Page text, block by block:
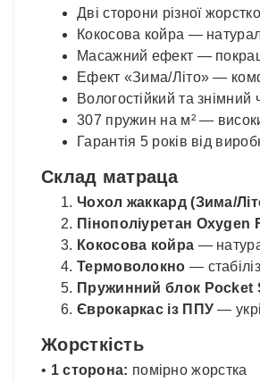
Дві сторони різної
Кокосова койра —
Масажний ефект —
Ефект «Зима/Літо» —
Вологостійкий та знімний
307 пружин на м² —
Гарантія 5 років від
Склад матраца
Чохол жаккард (Зима/
Пінополіуретан Oxygen
Кокосова койра —
Термоволокно —
Пружинний блок Pocket
Єврокаркас із ППУ —
Жорсткість
• 1 сторона: помірно жорстка